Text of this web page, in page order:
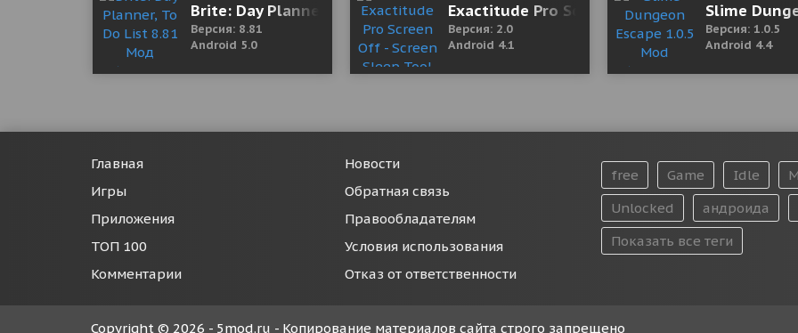
Brite: Day Planner, To Do List 8.81 Мод (полная версия)
Версия: 8.81
Android 5.0
Exactitude Pro Screen Off - Screen Sleep Tool
Версия: 2.0
Android 4.1
Slime
Версия: 1.0.5
Android 4.4
Главная
Игры
Приложения
ТОП 100
Комментарии
Новости
Обратная связь
Правообладателям
Условия использования
Отказ от ответственности
free Game Idle
Unlocked
андроида
Показать все теги
Copyright © 2026 - 5mod.ru - Копирование материалов сайта строго запрещено